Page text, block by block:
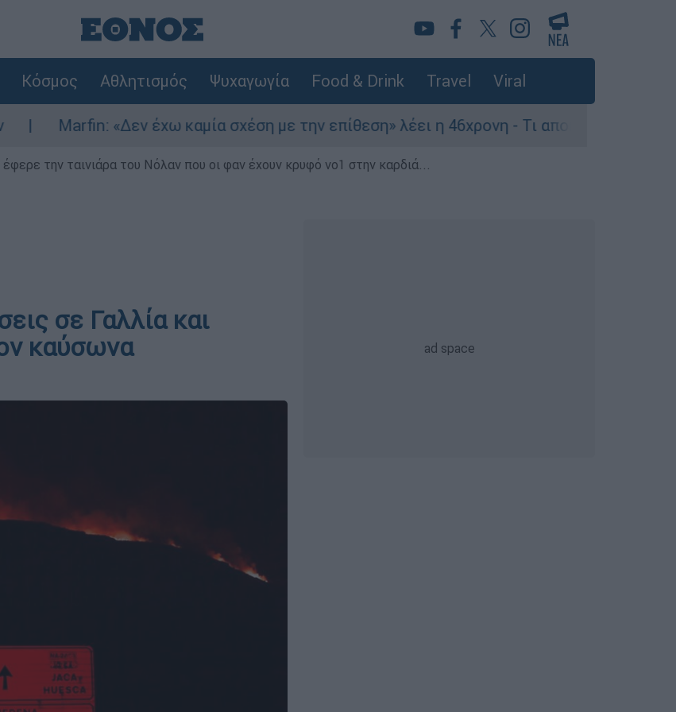
Κόσμος Αθλητισμός Ψυχαγωγία Food & Drink Travel Viral
«Δεν έχω καμία σχέση με την επίθεση» λέει η 46χρονη - Τι αποκάλυψε στους
την ταινιάρα του Νόλαν που οι φαν έχουν κρυφό νο1 στην καρδιά...
σε Γαλλία και
καύσωνα